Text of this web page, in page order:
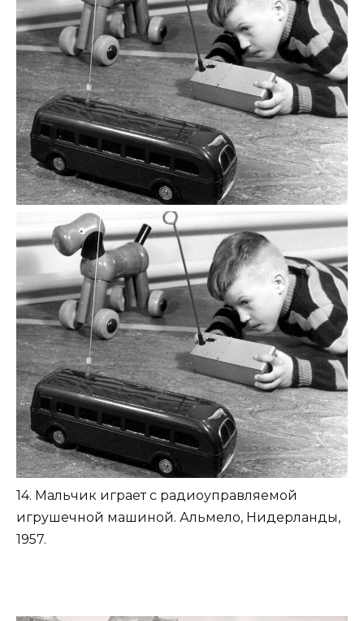
14. Мальчик играет с радиоуправляемой
игрушечной машиной. Альмело, Нидерланды,
1957.